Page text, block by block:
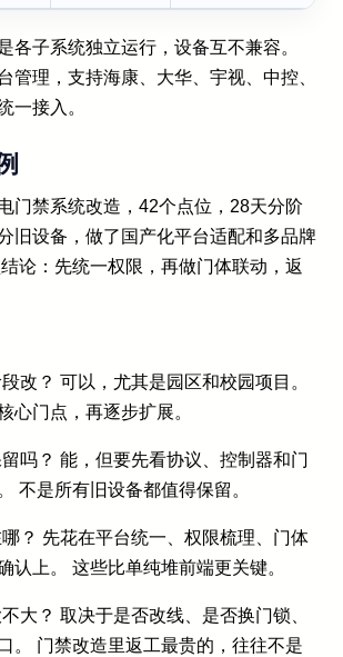
各子系统独立运行，设备互不兼容。
管理，支持海康、大华、宇视、中控、
一接入。
门禁系统改造，42个点位，28天分阶
旧设备，做了国产化平台适配和多品牌
论：先统一权限，再做门体联动，返
改？ 可以，尤其是园区和校园项目。
心门点，再逐步扩展。
吗？ 能，但要先看协议、控制器和门
不是所有旧设备都值得保留。
？ 先花在平台统一、权限梳理、门体
认上。 这些比单纯堆前端更关键。
大？ 取决于是否改线、是否换门锁、
。 门禁改造里返工最贵的，往往不是